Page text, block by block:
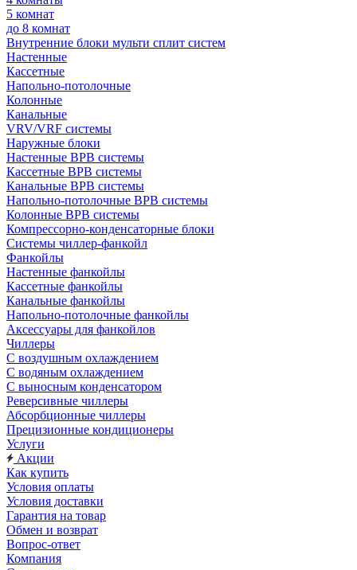
5 комнат
до 8 комнат
Внутренние блоки мульти сплит систем
Настенные
Кассетные
Напольно-потолочные
Колонные
Канальные
VRV/VRF системы
Наружные блоки
Настенные ВРВ системы
Кассетные ВРВ системы
Канальные ВРВ системы
Напольно-потолочные ВРВ системы
Колонные ВРВ системы
Компрессорно-конденсаторные блоки
Системы чиллер-фанкойл
Фанкойлы
Настенные фанкойлы
Кассетные фанкойлы
Канальные фанкойлы
Напольно-потолочные фанкойлы
Аксессуары для фанкойлов
Чиллеры
С воздушным охлаждением
С водяным охлаждением
С выносным конденсатором
Реверсивные чиллеры
Абсорбционные чиллеры
Прецизионные кондиционеры
Услуги
Акции
Как купить
Условия оплаты
Условия доставки
Гарантия на товар
Обмен и возврат
Вопрос-ответ
Компания